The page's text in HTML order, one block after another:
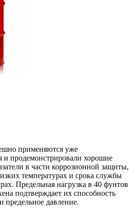
применяются уже
и продемонстрировали хорошие
в части коррозионной защиты,
температурах и срока службы
Предельная нагрузка в 40 фунтов
подтверждает их способность
предельное давление.